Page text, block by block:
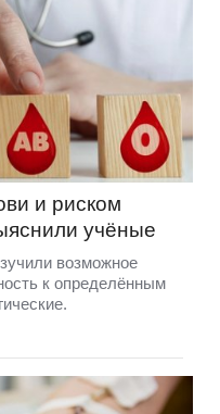
и риском
учёные
возможное
к определённым